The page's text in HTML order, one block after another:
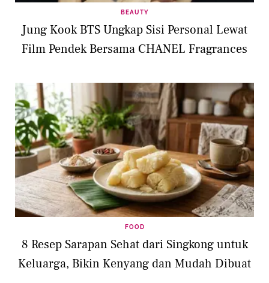
BEAUTY
Jung Kook BTS Ungkap Sisi Personal Lewat
Film Pendek Bersama CHANEL Fragrances
FOOD
8 Resep Sarapan Sehat dari Singkong untuk
Keluarga, Bikin Kenyang dan Mudah Dibuat